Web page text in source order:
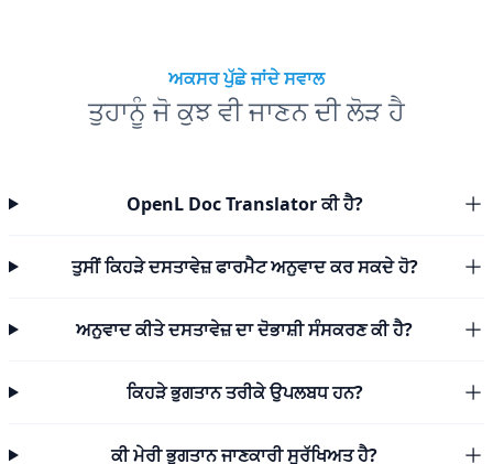
ਅਕਸਰ ਪੁੱਛੇ ਜਾਂਦੇ ਸਵਾਲ
ਤੁਹਾਨੂੰ ਜੋ ਕੁਝ ਵੀ ਜਾਣਨ ਦੀ ਲੋੜ ਹੈ
OpenL Doc Translator ਕੀ ਹੈ?
ਤੁਸੀਂ ਕਿਹੜੇ ਦਸਤਾਵੇਜ਼ ਫਾਰਮੈਟ ਅਨੁਵਾਦ ਕਰ ਸਕਦੇ ਹੋ?
ਅਨੁਵਾਦ ਕੀਤੇ ਦਸਤਾਵੇਜ਼ ਦਾ ਦੋਭਾਸ਼ੀ ਸੰਸਕਰਣ ਕੀ ਹੈ?
ਕਿਹੜੇ ਭੁਗਤਾਨ ਤਰੀਕੇ ਉਪਲਬਧ ਹਨ?
ਕੀ ਮੇਰੀ ਭੁਗਤਾਨ ਜਾਣਕਾਰੀ ਸੁਰੱਖਿਅਤ ਹੈ?